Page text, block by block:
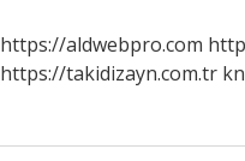
https://aldwebpro.com
https://takidizayn.com.tr